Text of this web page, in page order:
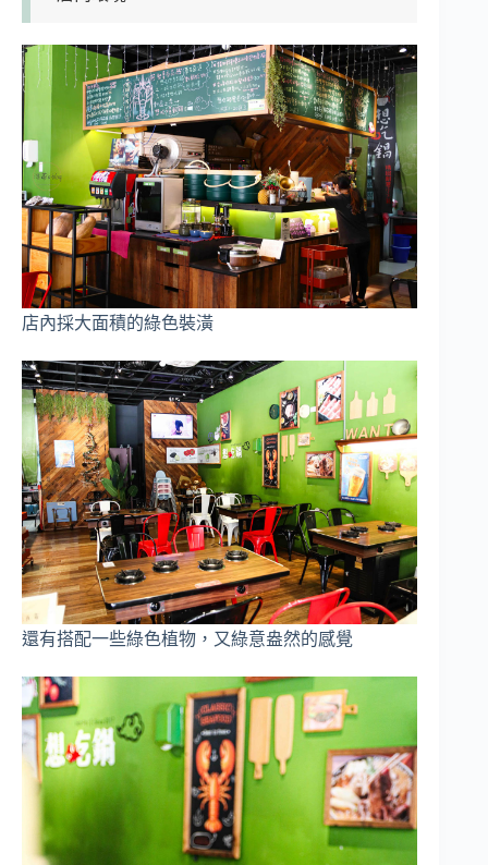
店內採大面積的綠色裝潢
還有搭配一些綠色植物，又綠意盎然的感覺